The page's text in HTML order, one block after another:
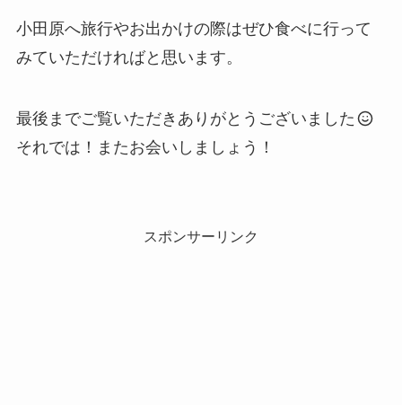
小田原へ旅行やお出かけの際はぜひ食べに行って
みていただければと思います。
最後までご覧いただきありがとうございました
それでは！またお会いしましょう！
スポンサーリンク